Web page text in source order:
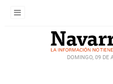
DOMINGO, 09 DE